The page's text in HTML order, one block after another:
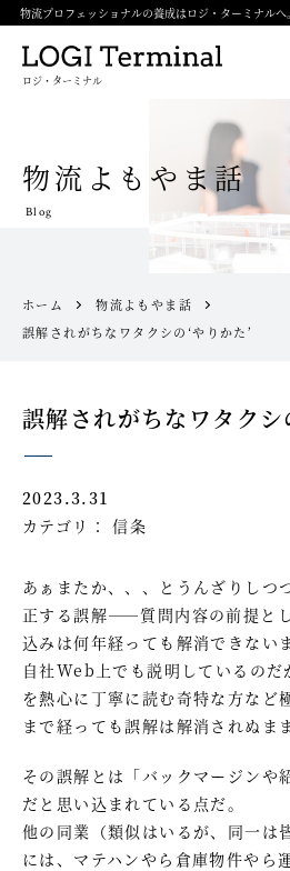
物流プロフェッショナルの養成はロジ・ターミナルへ。
ロジ・ターミナル
物流よもやま話
Blog
ホーム
物流よもやま話
誤解されがちなワタクシの‘やりかた’
誤解されがちなワタクシ
2023.3.31
カテゴリ：信条
あぁまたか、、、とうんざりしつ
正する誤解――質問内容の前提と
込みは何年経っても解消できない
自社Web上でも説明しているのだ
を熱心に丁寧に読む奇特な方など
まで経っても誤解は解消されぬま
その誤解とは「バックマージンや
だと思い込まれている点だ。
他の同業（類似はいるが、同一は
には、マテハンやら倉庫物件やら